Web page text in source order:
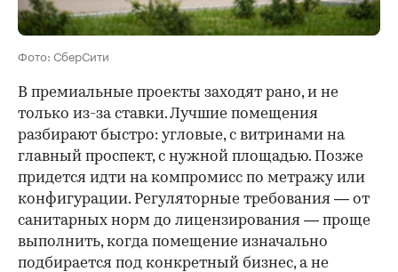
Фото: СберСити
В премиальные проекты заходят рано, и не
только из-за ставки. Лучшие помещения
разбирают быстро: угловые, с витринами на
главный проспект, с нужной площадью. Позже
придется идти на компромисс по метражу или
конфигурации. Регуляторные требования — от
санитарных норм до лицензирования — проще
выполнить, когда помещение изначально
подбирается под конкретный бизнес, а не